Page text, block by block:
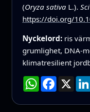
(Oryza sativaL.).
https://doi.org/
Nyckelord: ris
grumlighet, DNA-
klimatresilient
WhatsApp
X